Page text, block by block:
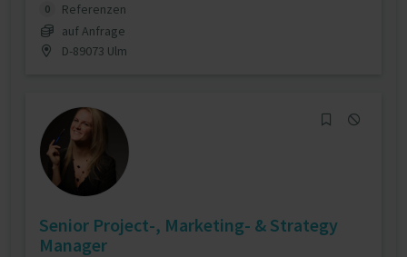
0
Referenzen
auf Anfrage
D-89073 Ulm
Senior Project-, Marketing- & Strategy
Manager